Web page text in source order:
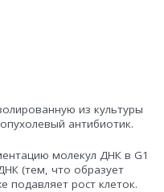
из культуры
антибиотик.
молекул ДНК в G1
(тем, что образует
рост клеток.